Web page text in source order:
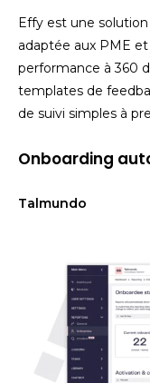
Effy est une
adaptée aux PME
performance à 360
templates de
de suivi simples à
Onboarding
Talmundo